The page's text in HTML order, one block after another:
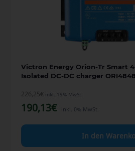
Victron Energy Orion-Tr Smart
Isolated DC-DC charger
226,25€ inkl. 19% MwSt.
190,13€ inkl. 0% MwSt.
In den